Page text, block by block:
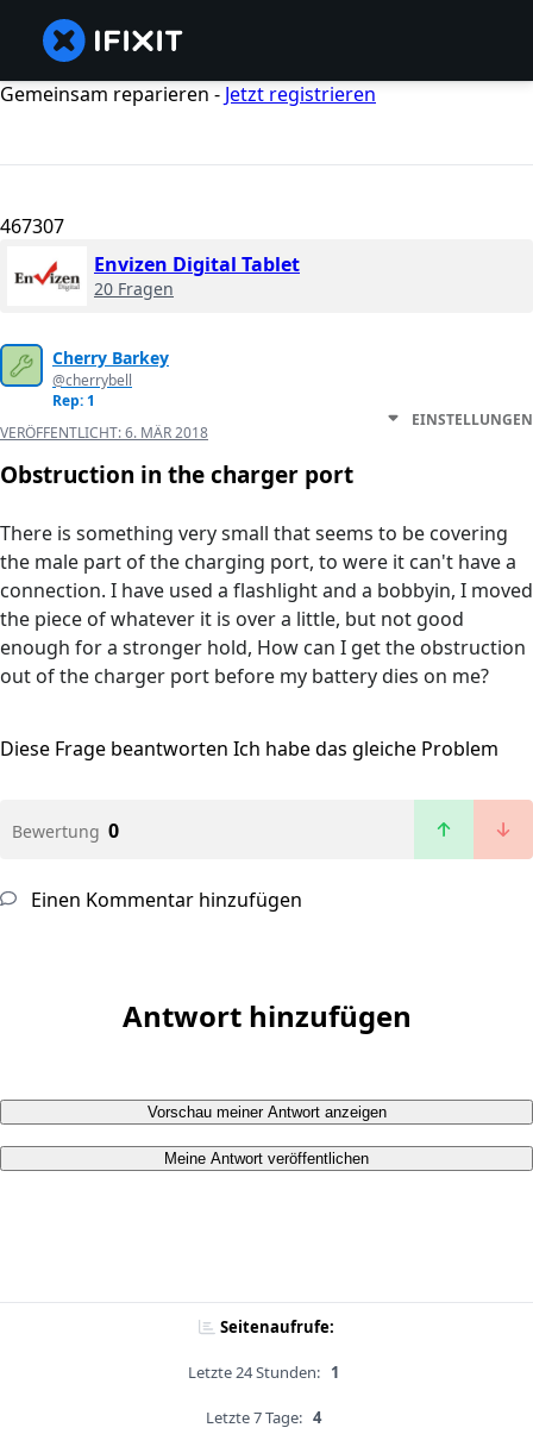
Gemeinsam reparieren - Jetzt registrieren
467307
Envizen Digital Tablet
20 Fragen
Cherry Barkey
@cherrybell
Rep: 1
VERÖFFENTLICHT:6. MÄR 2018
EINSTELLUNGEN
Obstruction in the charger port
There is something very small that seems to be covering
the male part of the charging port, to were it can't have a
connection. I have used a flashlight and a bobbyin, I moved
the piece of whatever it is over a little, but not good
enough for a stronger hold, How can I get the obstruction
out of the charger port before my battery dies on me?
Diese Frage beantworten Ich habe das gleiche Problem
Bewertung 0
Einen Kommentar hinzufügen
Antwort hinzufügen
Vorschau meiner Antwort anzeigen
Meine Antwort veröffentlichen
Seitenaufrufe:
Letzte 24 Stunden: 1
Letzte 7 Tage: 4